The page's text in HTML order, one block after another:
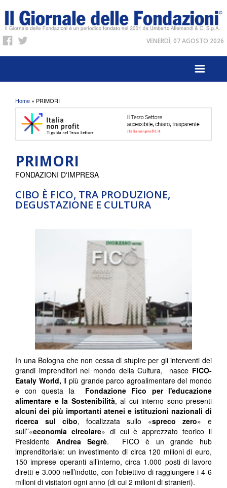
VENERDÌ, 07 AGOSTO 2026
Tu sei qui
Home » PRIMORI
PRIMORI
CIBO È FICO, TRA PRODUZIONE,
DEGUSTAZIONE E CULTURA
FONDAZIONI D'IMPRESA
In una Bologna che non cessa di stupire per gli interventi dei
grandi imprenditori nel mondo della Cultura, nasce FICO-
Eataly World,il più grande parco agroalimentare del mondo
e con questa la Fondazione Fico per l'educazione
alimentare e la Sostenibilità, al cui interno sono presenti
alcuni dei più importanti atenei e istituzioni nazionali di
ricerca sul cibo, focalizzata sullo «spreco zero» e
sull’’«economia circolare» di cui è apprezzato teorico il
Presidente Andrea Segrè. FICO è un grande hub
imprenditoriale: un investimento di circa 120 milioni di euro,
150 imprese operanti all’interno, circa 1.000 posti di lavoro
diretti e 3.000 nell’indotto, con l'obiettivo di raggiungere i 4-6
milioni di visitatori ogni anno (di cui 2 milioni di stranieri).